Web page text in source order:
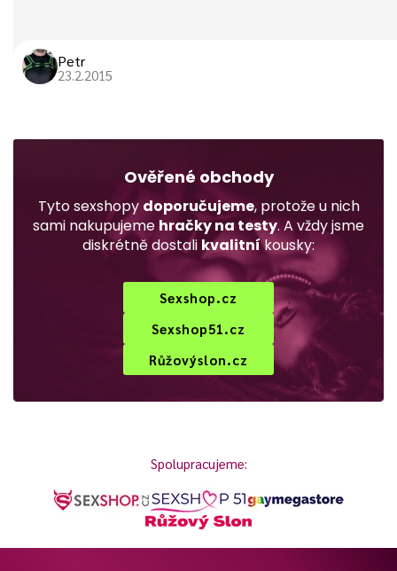
Petr
23.2.2015
Ověřené obchody
Tyto sexshopy doporučujeme, protože u nich
sami nakupujeme hračky na testy. A vždy jsme
diskrétně dostali kvalitníkousky:
Sexshop.cz
Sexshop51.cz
Růžovýslon.cz
Spolupracujeme: